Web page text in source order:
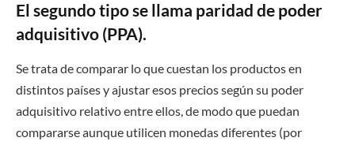
El segundo tipo se llama paridad de poder
adquisitivo (PPA).
Se trata de comparar lo que cuestan los productos en
distintos países y ajustar esos precios según su poder
adquisitivo relativo entre ellos, de modo que puedan
compararse aunque utilicen monedas diferentes (por